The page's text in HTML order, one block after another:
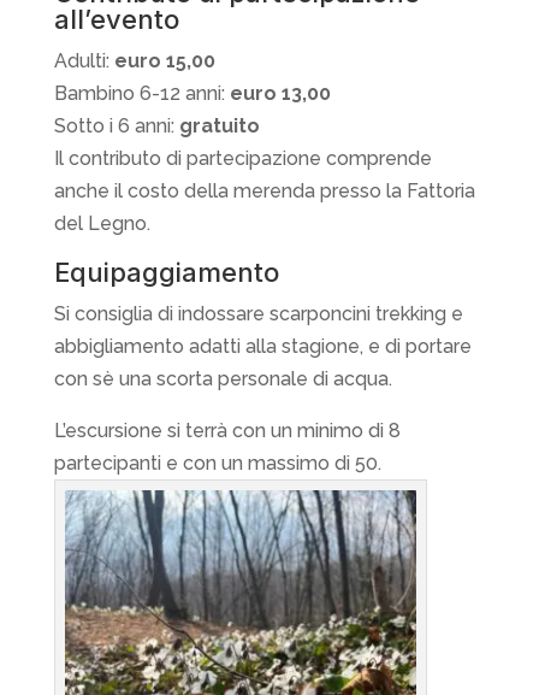
all’evento
Adulti: euro 15,00
Bambino 6-12 anni: euro 13,00
Sotto i 6 anni: gratuito
Il contributo di partecipazione comprende
anche il costo della merenda presso la Fattoria
del Legno.
Equipaggiamento
Si consiglia di indossare scarponcini trekking e
abbigliamento adatti alla stagione, e di portare
con sè una scorta personale di acqua.
L’escursione si terrà con un minimo di 8
partecipanti e con un massimo di 50.